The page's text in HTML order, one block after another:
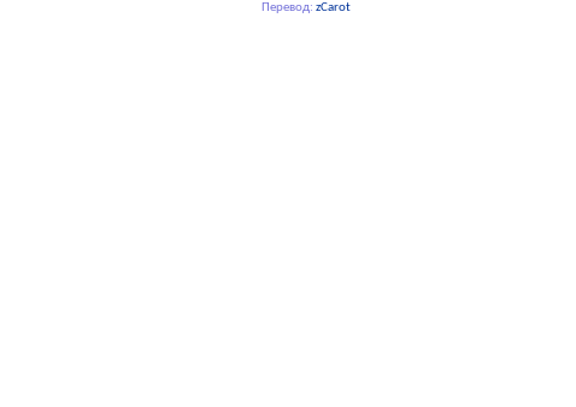
Перевод: zCarot